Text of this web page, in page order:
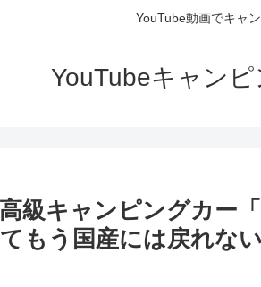
YouTube動画でキャ
YouTubeキャン
級キャンピングカー
もう国産には戻れな